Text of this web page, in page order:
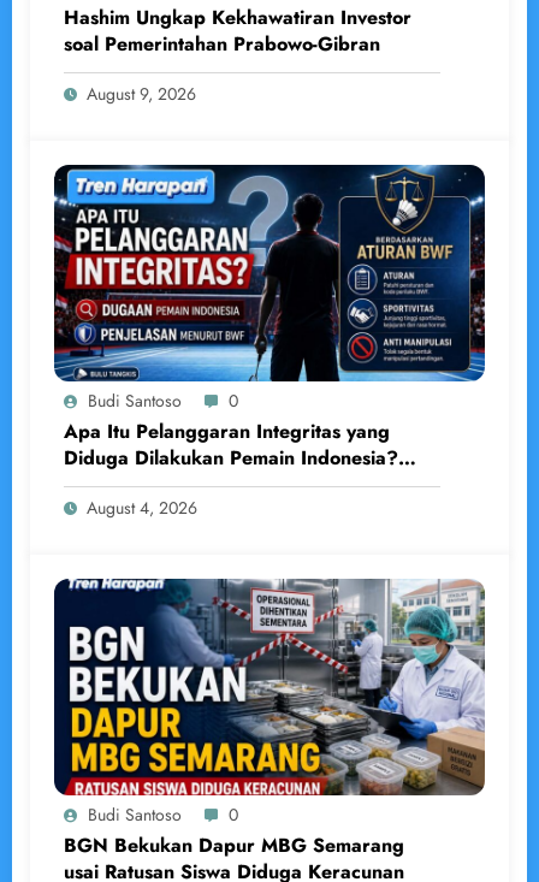
Hashim Ungkap Kekhawatiran Investor
soal Pemerintahan Prabowo-Gibran
August 9, 2026
Budi Santoso 0
Apa Itu Pelanggaran Integritas yang
Diduga Dilakukan Pemain Indonesia?
Penjelasan Lengkap Menurut BWF
August 4, 2026
Budi Santoso 0
BGN Bekukan Dapur MBG Semarang
usai Ratusan Siswa Diduga Keracunan